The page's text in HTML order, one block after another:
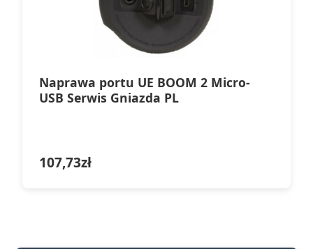
Naprawa portu UE BOOM 2 Micro-
USB Serwis Gniazda PL
107,73zł